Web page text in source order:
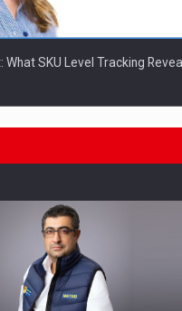
SKU Level Tracking